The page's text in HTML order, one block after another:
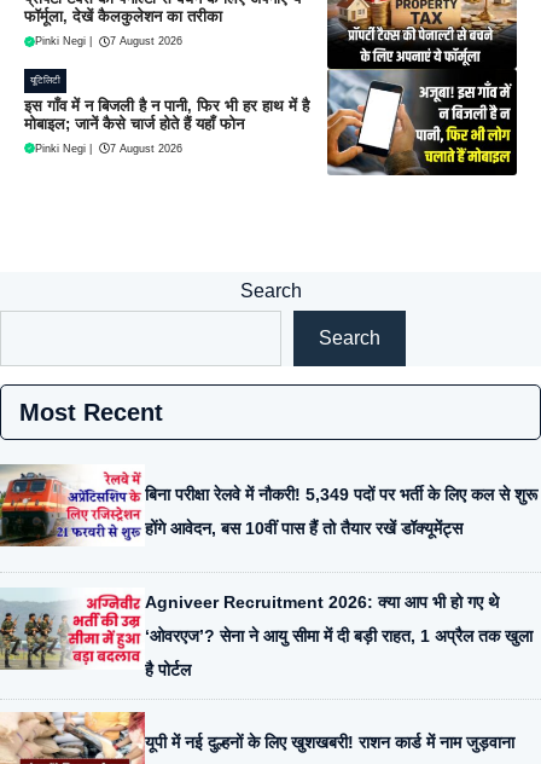
फॉर्मूला, देखें कैलकुलेशन का तरीका
Pinki Negi 7 August 2026
यूटिलिटी
इस गाँव में न बिजली है न पानी, फिर भी हर हाथ में है
मोबाइल; जानें कैसे चार्ज होते हैं यहाँ फोन
Pinki Negi 7 August 2026
Search
Search
Most Recent
बिना परीक्षा रेलवे में नौकरी! 5,349 पदों पर भर्ती के लिए कल से शुरू
होंगे आवेदन, बस 10वीं पास हैं तो तैयार रखें डॉक्यूमेंट्स
Agniveer Recruitment 2026: क्या आप भी हो गए थे
‘ओवरएज’? सेना ने आयु सीमा में दी बड़ी राहत, 1 अप्रैल तक खुला
है पोर्टल
यूपी में नई दुल्हनों के लिए खुशखबरी! राशन कार्ड में नाम जुड़वाना